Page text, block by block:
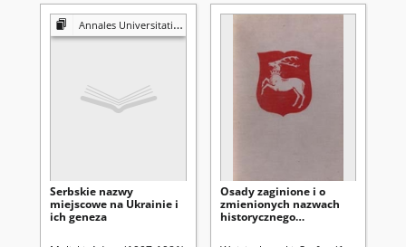
Annales Universitatis Mariae Curie-Skłodowska. Sectio B, Geographia, Geologia, Mineralogia et Petrographia
Serbskie nazwy
miejscowe na Ukrainie i
ich geneza
Osady zaginione i o
zmienionych nazwach
historycznego